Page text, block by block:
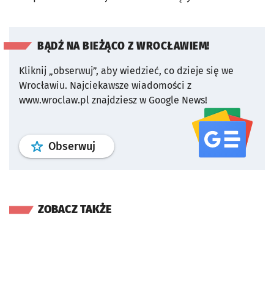
BĄDŹ NA BIEŻĄCO Z WROCŁAWIEM!
Kliknij „obserwuj”, aby wiedzieć, co dzieje się we
Wrocławiu. Najciekawsze wiadomości z
www.wroclaw.pl znajdziesz w Google News!
Obserwuj profil serwisu
ZOBACZ TAKŻE